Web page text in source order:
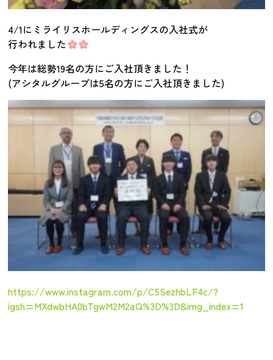
4/1にミライリスホールディングスの入社式が
行われました
今年は総勢19名の方にご入社頂きました！
(アシタルグループは5名の方にご入社頂きました)
https://www.instagram.com/p/C5SezhbLF4c/?
igsh=MXdwbHA0bTgwM2M2aQ%3D%3D&img_index=1